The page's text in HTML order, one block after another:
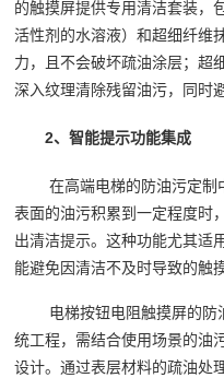
的触摸屏提供专用清洁套装，
活性剂的水溶液）和超细纤维
力，且不会破坏疏油涂层；超
深入纹理清除残留油污，同时
2、智能提示功能集成
在高端电梯的防油污定
表面的油污积累到一定程度时
出清洁提示。这种功能尤其适
能避免因清洁不及时导致的触
电梯按钮电阻触摸屏的防
统工程，需结合使用场景的油
设计。通过表层材料的疏油处